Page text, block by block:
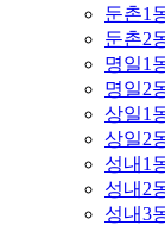
둔촌1
둔촌2
명일1
명일2
상일1
상일2
성내1
성내2
성내3